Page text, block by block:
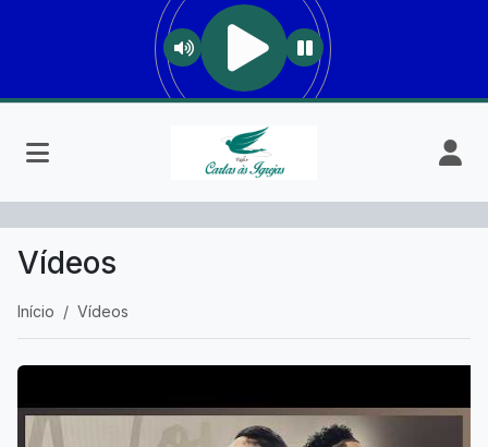
Vídeos
Início Vídeos